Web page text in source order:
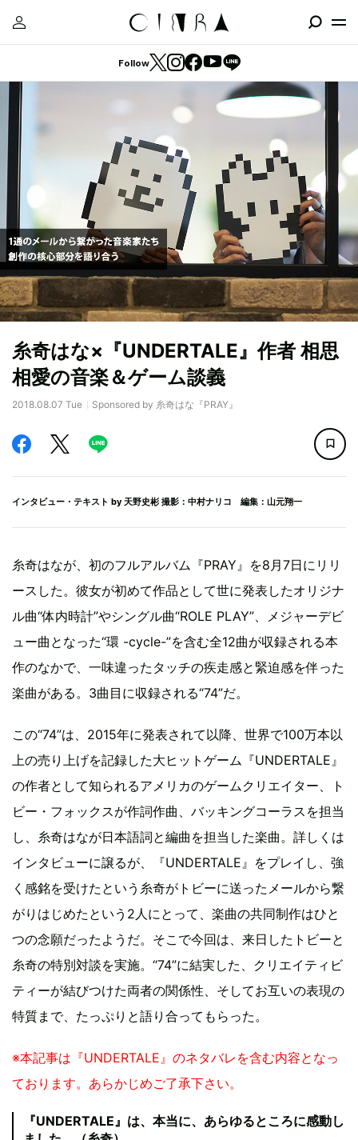
Follow
糸奇はな×『UNDERTALE』作者 相思
相愛の音楽＆ゲーム談義
2018.08.07 Tue Sponsored by 糸奇はな『PRAY』
インタビュー・テキスト by 天野史彬 撮影：中村ナリコ 編集：山元翔一
糸奇はなが、初のフルアルバム『PRAY』を8月7日にリリ
ースした。彼女が初めて作品として世に発表したオリジナ
ル曲“体内時計”やシングル曲“ROLE PLAY”、メジャーデビ
ュー曲となった“環 -cycle-”を含む全12曲が収録される本
作のなかで、一味違ったタッチの疾走感と緊迫感を伴った
楽曲がある。3曲目に収録される“74”だ。
この“74”は、2015年に発表されて以降、世界で100万本以
上の売り上げを記録した大ヒットゲーム『UNDERTALE』
の作者として知られるアメリカのゲームクリエイター、ト
ビー・フォックスが作詞作曲、バッキングコーラスを担当
し、糸奇はなが日本語詞と編曲を担当した楽曲。詳しくは
インタビューに譲るが、『UNDERTALE』をプレイし、強
く感銘を受けたという糸奇がトビーに送ったメールから繋
がりはじめたという2人にとって、楽曲の共同制作はひと
つの念願だったようだ。そこで今回は、来日したトビーと
糸奇の特別対談を実施。“74”に結実した、クリエイティビ
ティーが結びつけた両者の関係性、そしてお互いの表現の
特質まで、たっぷりと語り合ってもらった。
※本記事は『UNDERTALE』のネタバレを含む内容となっ
ております。あらかじめご了承下さい。
『UNDERTALE』は、本当に、あらゆるところに感動し